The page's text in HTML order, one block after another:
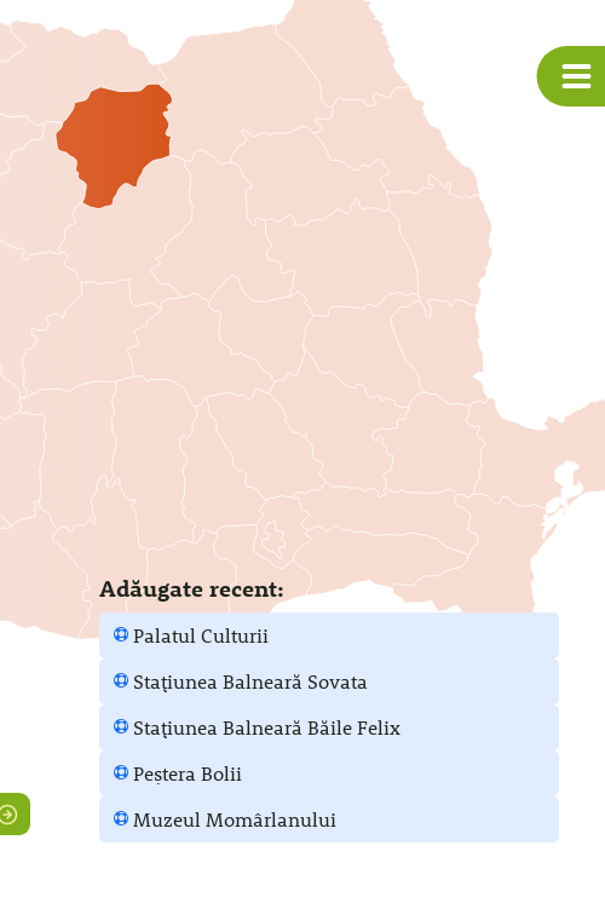
Adăugate recent:
Palatul Culturii
Stațiunea Balneară Sovata
Stațiunea Balneară Băile Felix
Peștera Bolii
Muzeul Momârlanului